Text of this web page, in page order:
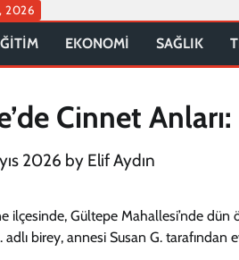
2026
EKONOMİ SAĞLIK
Cinnet
2026 by Elif Aydın
ilçesinde, Gültepe Mahallesi’nde
adlı birey, annesi Susan G. tarafından